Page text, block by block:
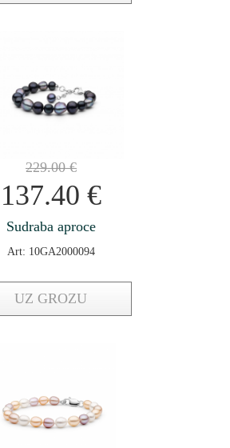
229.00€
137.40 €
Sudraba aproce
Art: 10GA2000094
UZ GROZU